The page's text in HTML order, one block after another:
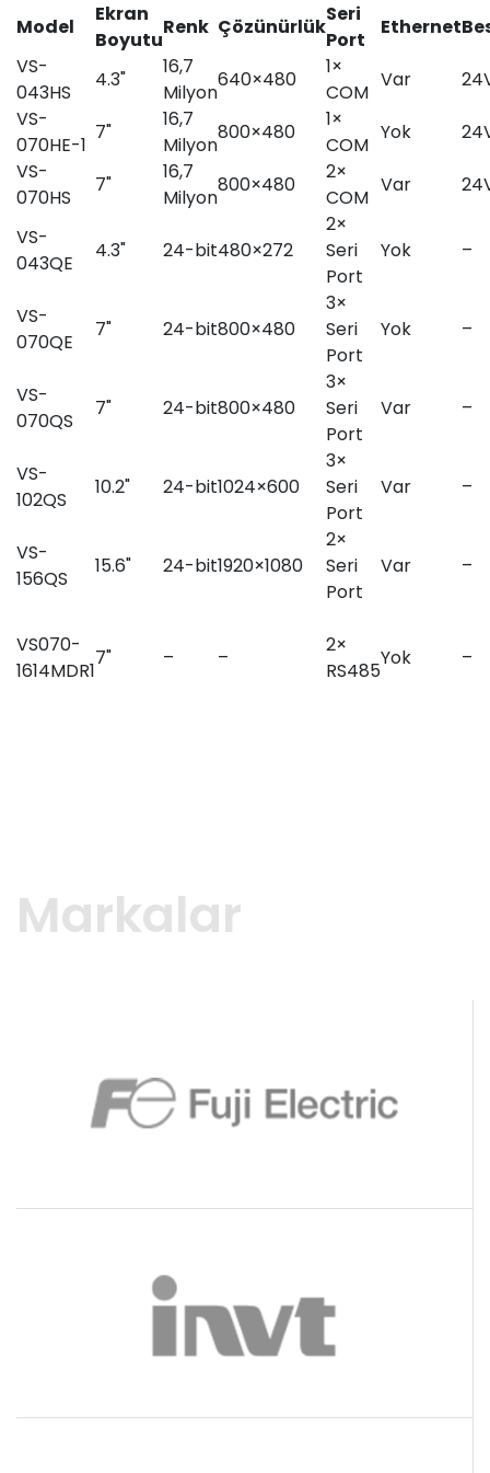
Model
Ekran
Boyutu
Renk Çözünürlük
Seri
Port
Ethernet
VS-
043HS
4.3"
16,7
Milyon
640×480
1×
COM
Var
VS-
070HE-1
7"
16,7
Milyon
800×480
1×
COM
Yok
VS-
070HS
7"
16,7
Milyon
800×480
2×
COM
Var
VS-
043QE
4.3" 24-bit480×272
2×
Seri
Port
Yok –
VS-
070QE
7" 24-bit800×480
3×
Seri
Port
Yok –
VS-
070QS
7" 24-bit800×480
3×
Seri
Port
Var –
VS-
102QS
10.2" 24-bit1024×600
3×
Seri
Port
Var –
VS-
156QS
15.6" 24-bit1920×1080
2×
Seri
Port
Var –
VS070-
1614MDR1
7" – –
2×
RS485
Yok –
Markalar